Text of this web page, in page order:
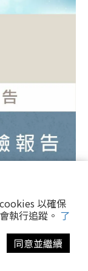
以確保
執行追蹤。 了
同意並繼續